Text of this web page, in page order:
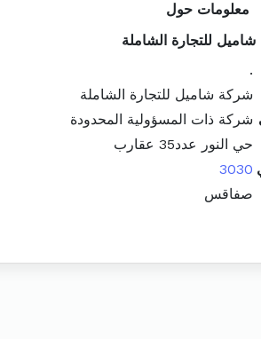
معلومات حول
للتجارة الشاملة
.
شركة شاميل للتجارة الشاملة
شركة ذات المسؤولية المحدودة
حي النور عدد35 عقارب
3030
صفاقس